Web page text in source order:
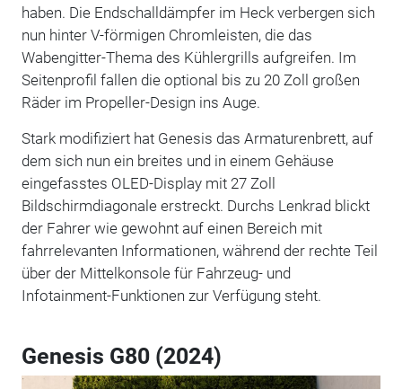
haben. Die Endschalldämpfer im Heck verbergen sich
nun hinter V-förmigen Chromleisten, die das
Wabengitter-Thema des Kühlergrills aufgreifen. Im
Seitenprofil fallen die optional bis zu 20 Zoll großen
Räder im Propeller-Design ins Auge.
Stark modifiziert hat Genesis das Armaturenbrett, auf
dem sich nun ein breites und in einem Gehäuse
eingefasstes OLED-Display mit 27 Zoll
Bildschirmdiagonale erstreckt. Durchs Lenkrad blickt
der Fahrer wie gewohnt auf einen Bereich mit
fahrrelevanten Informationen, während der rechte Teil
über der Mittelkonsole für Fahrzeug- und
Infotainment-Funktionen zur Verfügung steht.
Genesis G80 (2024)